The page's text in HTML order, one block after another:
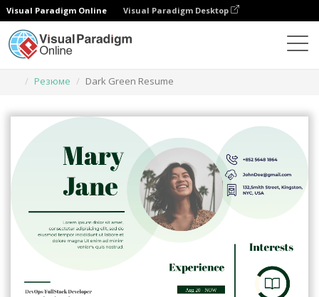
Visual Paradigm Online Visual Paradigm Desktop
Резюме
Dark Green Resume